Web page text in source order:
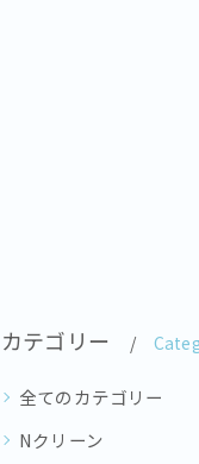
カテゴリー
全てのカテゴリー
Nクリーン